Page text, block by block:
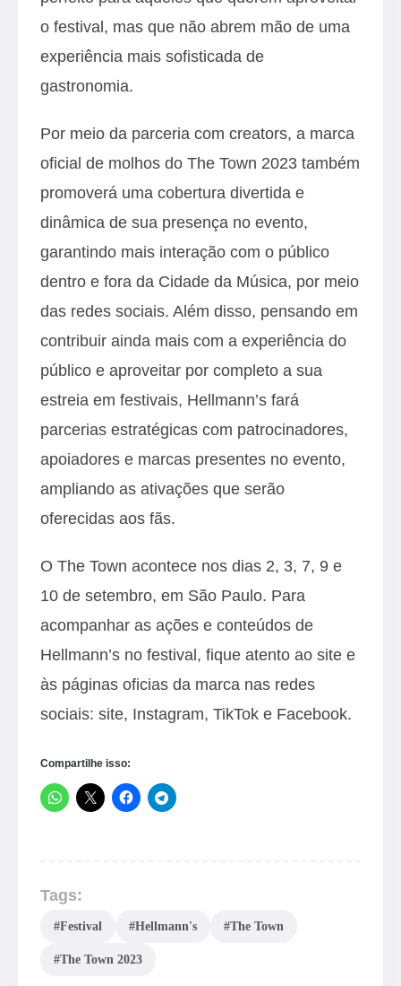
o festival, mas que não abrem mão de uma
experiência mais sofisticada de
gastronomia.
Por meio da parceria com creators, a marca
oficial de molhos do The Town 2023 também
promoverá uma cobertura divertida e
dinâmica de sua presença no evento,
garantindo mais interação com o público
dentro e fora da Cidade da Música, por meio
das redes sociais. Além disso, pensando em
contribuir ainda mais com a experiência do
público e aproveitar por completo a sua
estreia em festivais, Hellmann’s fará
parcerias estratégicas com patrocinadores,
apoiadores e marcas presentes no evento,
ampliando as ativações que serão
oferecidas aos fãs.
O The Town acontece nos dias 2, 3, 7, 9 e
10 de setembro, em São Paulo. Para
acompanhar as ações e conteúdos de
Hellmann’s no festival, fique atento ao site e
às páginas oficias da marca nas redes
sociais: site, Instagram, TikTok e Facebook.
Compartilhe isso:
Tags:
#Festival #Hellmann's #The Town
#The Town 2023